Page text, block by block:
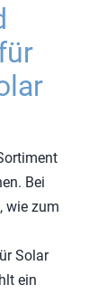
Bei
wie zum
Solar
ein